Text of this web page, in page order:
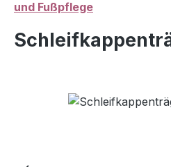
und Fußpflege
Bildergalerie überspringen